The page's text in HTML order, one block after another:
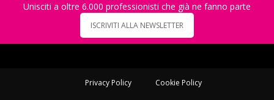
Unisciti a oltre 6.000 professionisti che già ne fanno parte
ISCRIVITI ALLA NEWSLETTER
Privacy Policy Cookie Policy